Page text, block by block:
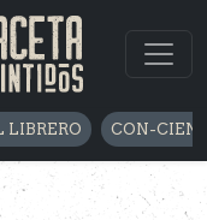
LIBRERO CON-